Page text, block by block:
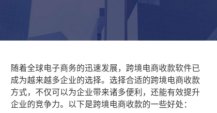
随着全球电子商务的迅速发展， 跨境电商收款软件已
成为越来越多企业的选择。选择合适的跨境电商收款
方式，不仅可以为企业带来诸多便利，还能有效提升
企业的竞争力。以下是跨境电商收款的一些好处：